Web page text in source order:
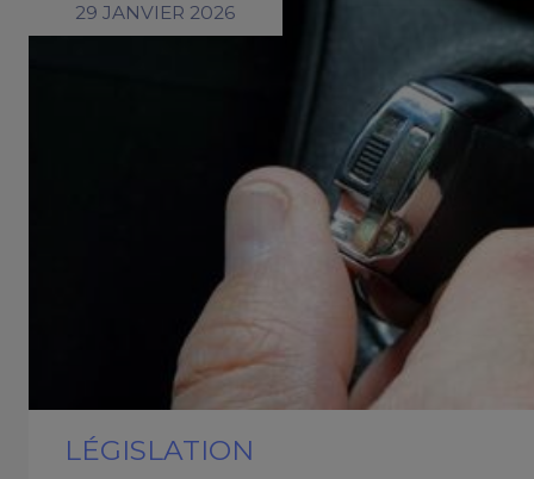
29 JANVIER 2026
LÉGISLATION